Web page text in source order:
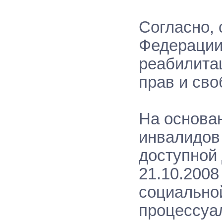
Согласно,
прав и
На